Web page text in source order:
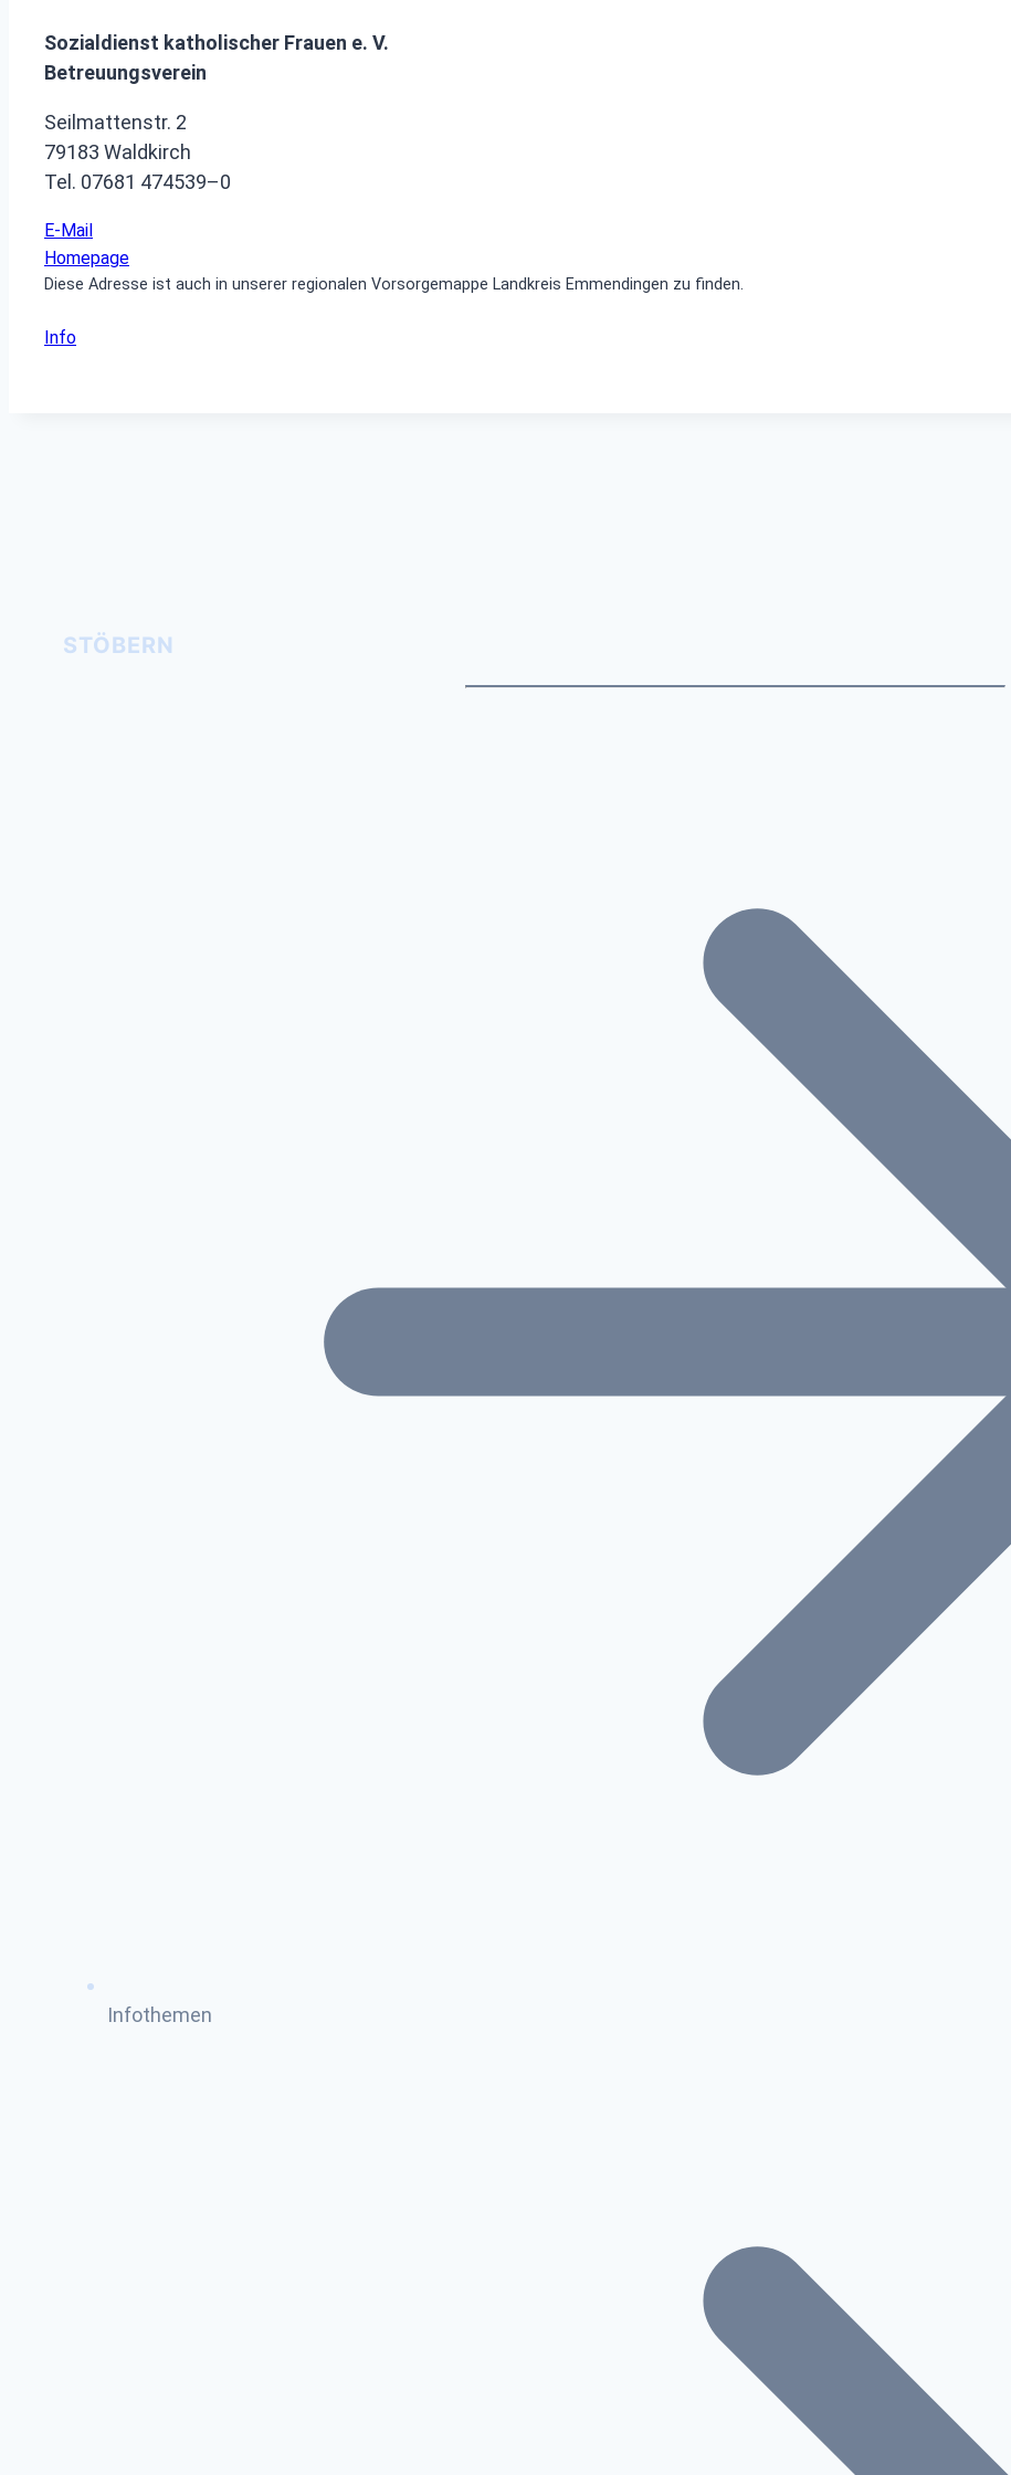
Sozialdienst katholischer Frauen e. V.
Betreuungsverein
Seilmattenstr. 2
79183 Waldkirch
Tel. 07681 474539–0
E-Mail
Homepage
Diese Adresse ist auch in unserer regionalen Vorsorgemappe Landkreis Emmendingen zu finden.
Info
STÖBERN
Infothemen